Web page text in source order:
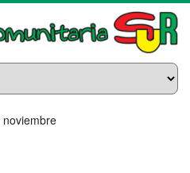
noviembre